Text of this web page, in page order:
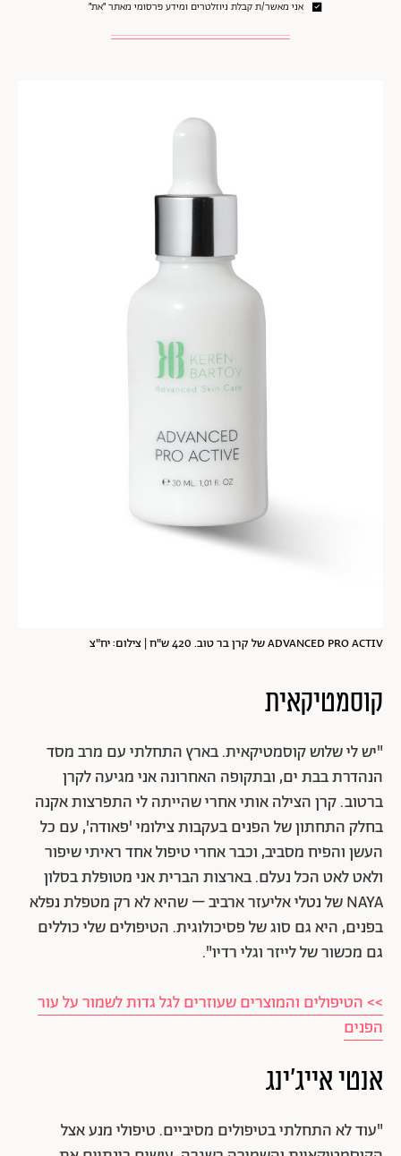
אני מאשר/ת קבלת ניוזלטרים ומידע פרסומי מאתר ״את״
ADVANCED PRO ACTIV של קרן בר טוב. 420 ש"ח | צילום: יח"צ
קוסמטיקאית
"יש לי שלוש קוסמטיקאית. בארץ התחלתי עם מרב מסד
הנהדרת בבת ים, ובתקופה האחרונה אני מגיעה לקרן
ברטוב. קרן הצילה אותי אחרי שהייתה לי התפרצות אקנה
בחלק התחתון של הפנים בעקבות צילומי 'פאודה', עם כל
העשן והפיח מסביב, וכבר אחרי טיפול אחד ראיתי שיפור
ולאט לאט הכל נעלם. בארצות הברית אני מטופלת בסלון
NAYA של נטלי אליעזר ארביב – שהיא לא רק מטפלת נפלא
בפנים, היא גם סוג של פסיכולוגית. הטיפולים שלי כוללים
גם מכשור של לייזר וגלי רדיו".
>> הטיפולים והמוצרים שעוזרים לגל גדות לשמור על עור
הפנים
אנטי אייג'ינג
"עוד לא התחלתי בטיפולים מסיביים. טיפולי מנע אצל